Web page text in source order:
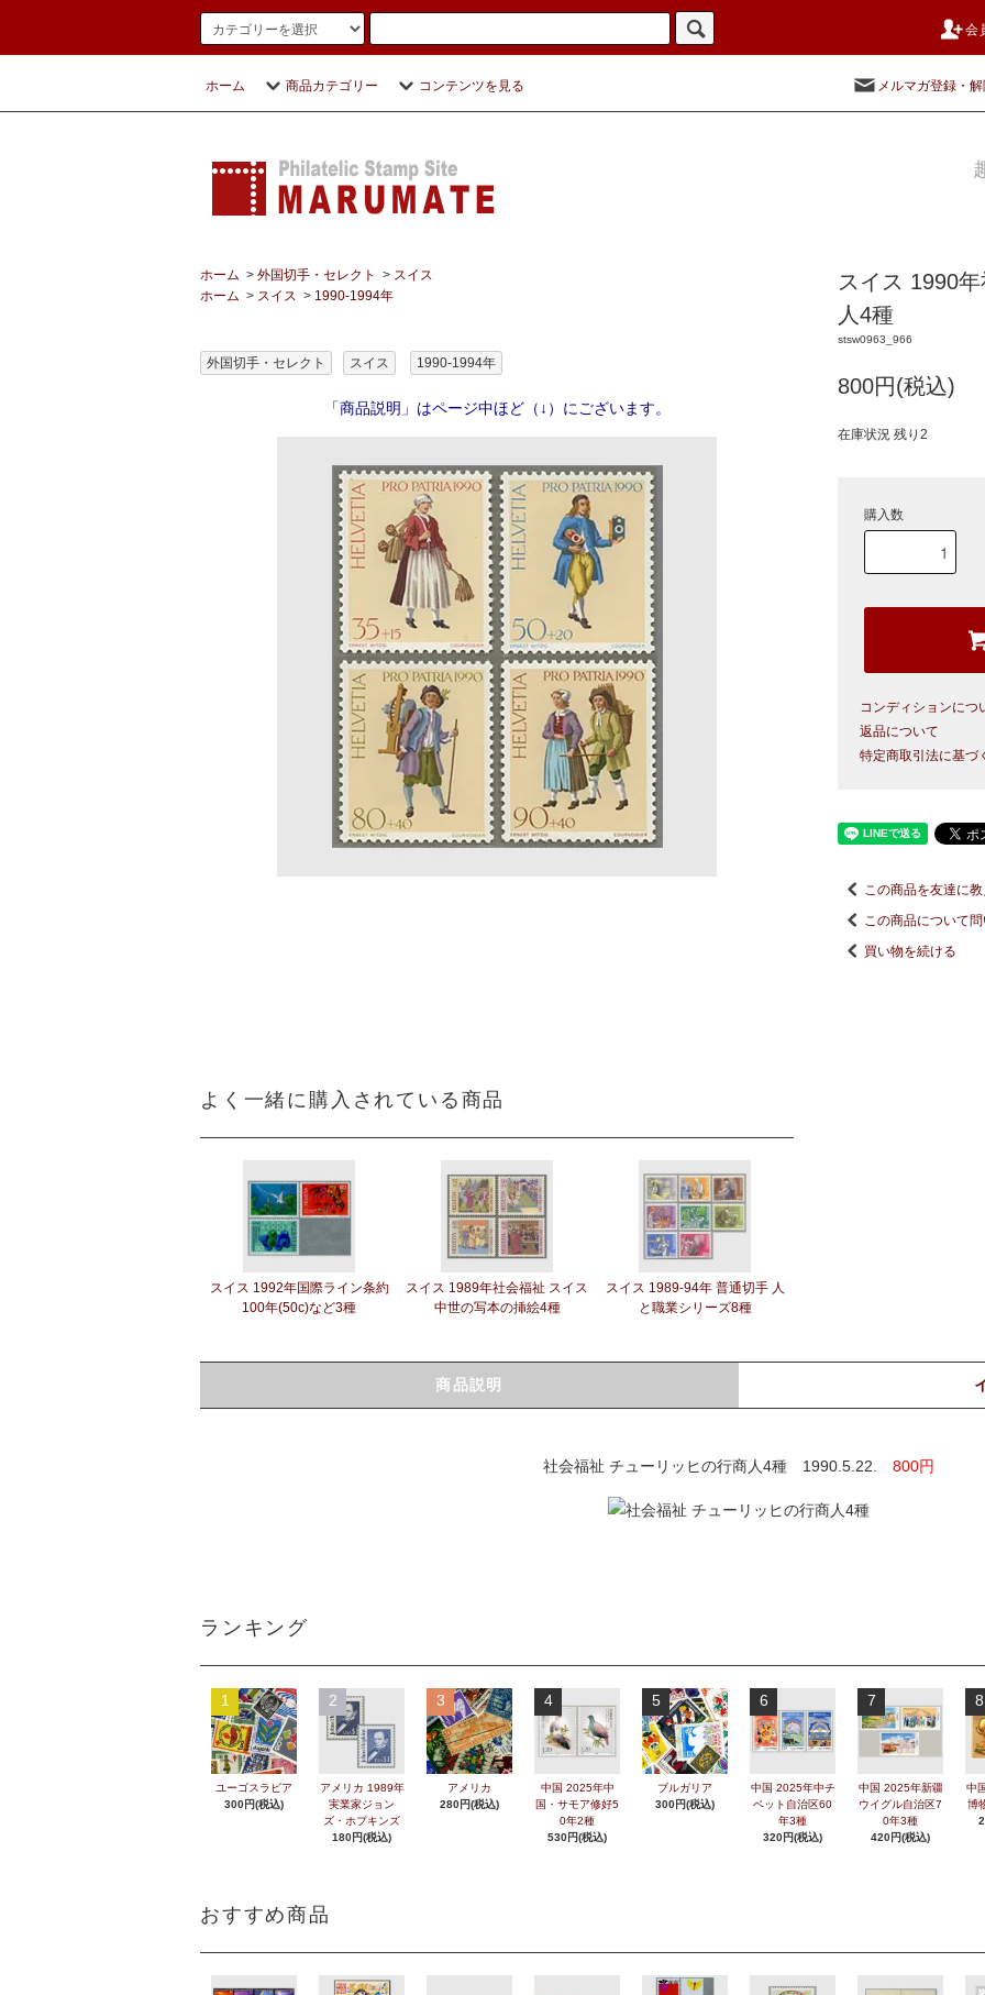
会
ホーム 商品カテゴリー コンテンツを見る メルマガ登録・
ホーム > 外国切手・セレクト > スイス
ホーム > スイス > 1990-1994年
外国切手・セレクト スイス 1990-1994年
「商品説明」はページ中ほど（↓）にございます。
よく一緒に購入されている商品
スイス 1992年国際ライン条約
100年(50c)など3種
スイス 1989年社会福祉 スイス
中世の写本の挿絵4種
スイス 1989-94年 普通切手 人
と職業シリーズ8種
スイス 1990
人4種
stsw0963_966
800円(税込)
在庫状況 残り2
購入数
コンディションにつ
返品について
特定商取引法に基づ
この商品を友達に
この商品について
買い物を続ける
商品説明
社会福祉 チューリッヒの行商人4種 1990.5.22. 800円
ランキング
1
ユーゴスラビア
300円(税込)
2
アメリカ 1989年
実業家ジョン
ズ・ホプキンズ
180円(税込)
3
アメリカ
280円(税込)
4
中国 2025年中
国・サモア修好5
0年2種
530円(税込)
5
ブルガリア
300円(税込)
6
中国 2025年中チ
ベット自治区60
年3種
320円(税込)
7
中国 2025年新疆
ウイグル自治区7
0年3種
420円(税込)
8
中
博
おすすめ商品